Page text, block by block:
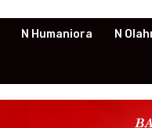
N Humaniora N